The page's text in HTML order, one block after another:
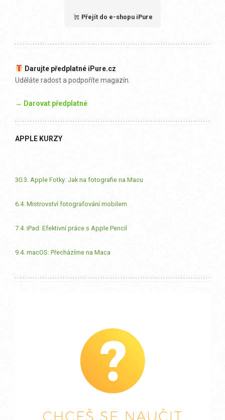
Přejít do e-shopu iPure
Darujte předplatné iPure.cz
Uděláte radost a podpoříte magazín.
→ Darovat předplatné
APPLE KURZY
30.3. Apple Fotky: Jak na fotografie na Macu
6.4. Mistrovství fotografování mobilem
7.4. iPad: Efektivní práce s Apple Pencil
9.4. macOS: Přecházíme na Maca